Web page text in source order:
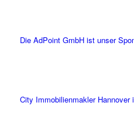
Die AdPoint GmbH ist unser
City Immobilienmakler Hannover